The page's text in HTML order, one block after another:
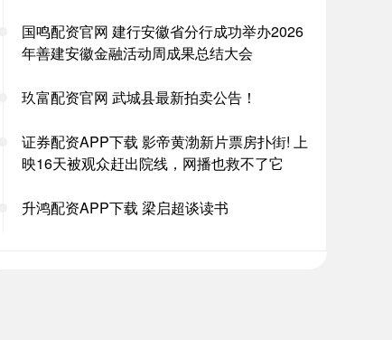
国鸣配资官网 建行安徽省分行成功举办2026
年善建安徽金融活动周成果总结大会
玖富配资官网 武城县最新拍卖公告！
证券配资APP下载 影帝黄渤新片票房扑街! 上
映16天被观众赶出院线，网播也救不了它
升鸿配资APP下载 梁启超谈读书